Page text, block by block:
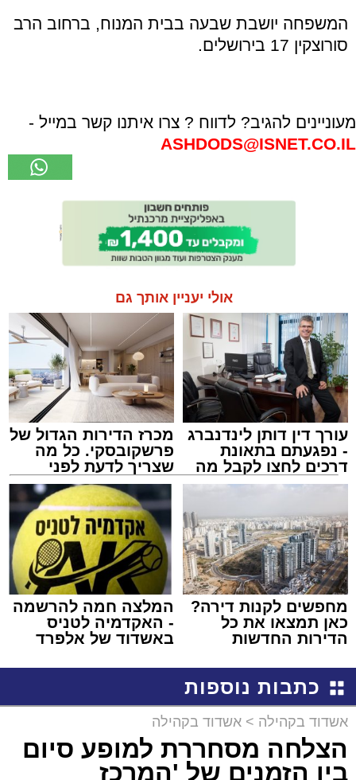
המשפחה יושבת שבעה בבית המנוח, ברחוב הרב
סורוצקין 17 בירושלים.
מעוניינים להגיב? לדווח ? צרו איתנו קשר במייל -
ASHDODS@ISNET.CO.IL
אולי יעניין אותך גם
עורך דין דותן לינדנברג
- נפגעתם בתאונת
דרכים לחצו לקבל מה
שמגיע לכם
מכרז הדירות הגדול של
פרשקובסקי. כל מה
שצריך לדעת לפני
שמגישים הצעה לדירה
באשדוד
מחפשים לקנות דירה?
כאן תמצאו את כל
הדירות החדשות
המלצה חמה להרשמה
- האקדמיה לטניס
באשדוד של אלפרד
כתבות נוספות
אשדוד בקהילה > אשדוד בקהילה
הצלחה מסחררת למופע סיום
בין הזמנים של 'המרכז